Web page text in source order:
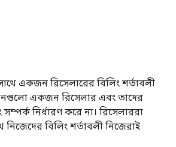
একজন রিসেলারের বিলিং শর্তাবলী
একজন রিসেলার এবং তাদের
সম্পর্ক নির্ধারণ করে না। রিসেলাররা
নিজেদের বিলিং শর্তাবলী নিজেরাই